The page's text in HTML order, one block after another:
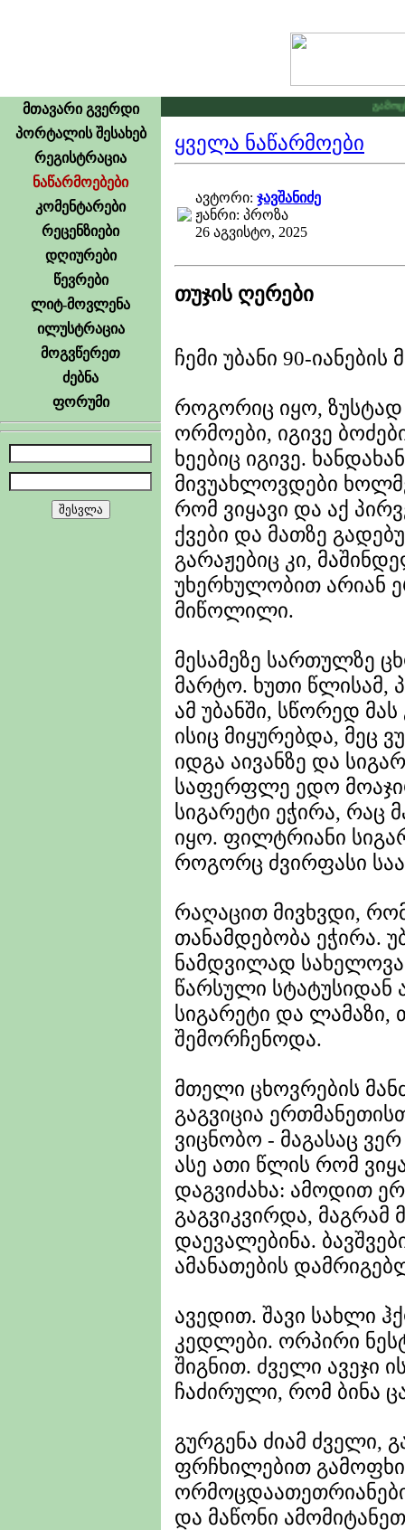
მთავარი გვერდი
პორტალის შესახებ
რეგისტრაცია
ნაწარმოებები
კომენტარები
რეცენზიები
დღიურები
წევრები
ლიტ-მოვლენა
ილუსტრაცია
მოგვწერეთ
ძებნა
ფორუმი
გამოცხადდა
ყველა ნაწარმოები
ავტორი: ჯავშანიძე
ჟანრი: პროზა
26 აგვისტო, 2025
თუჯის ღერები
ჩემი უბანი 90-
როგორიც იყო, ზუსტად
ორმოები, იგივე
ხეებიც იგივე.
მივუახლოვდები
რომ ვიყავი და აქ
ქვები და მათზე
გარაჟებიც კი,
უხერხულობით არიან
მიწოლილი.
მესამეზე სართულზე
მარტო. ხუთი წლისამ,
ამ უბანში, სწორედ
ისიც მიყურებდა, მეც
იდგა აივანზე და
საფერფლე ედო
სიგარეტი ეჭირა, რაც
იყო. ფილტრიანი
როგორც ძვირფასი
რაღაცით მივხვდი,
თანამდებობა ეჭირა.
ნამდვილად
წარსული
სიგარეტი და
შემორჩენოდა.
მთელი ცხოვრების
გაგვიცია
ვიცნობო - მაგასაც
ასე ათი წლის რომ
დაგვიძახა: ამოდით
გაგვიკვირდა, მაგრამ
დაევალებინა.
ამანათების
ავედით. შავი სახლი
კედლები. ორპირი
შიგნით. ძველი ავეჯი
ჩაძირული, რომ ბინა
გურგენა ძიამ ძველი,
ფრჩხილებით
და მაწონი